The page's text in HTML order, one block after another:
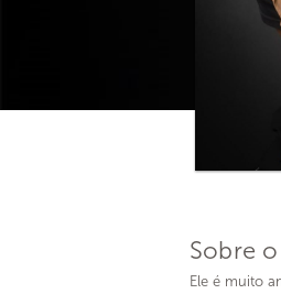
Sobre
Ele é muito